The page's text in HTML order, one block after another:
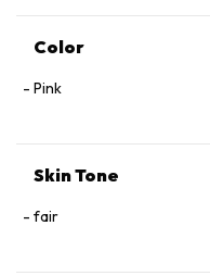
Color
Pink
Skin Tone
fair